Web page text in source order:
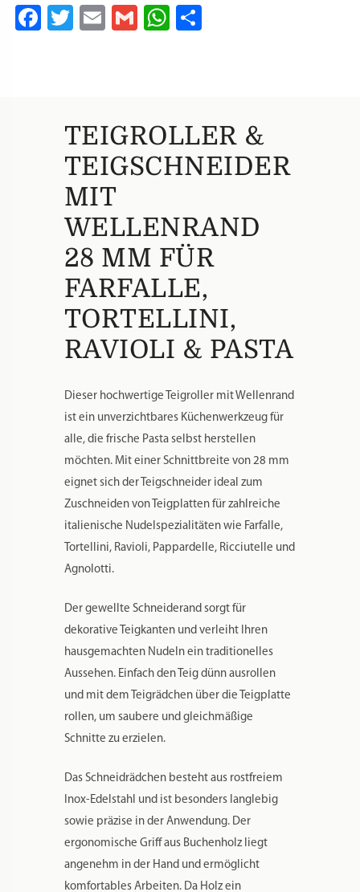
TEIGROLLER &
TEIGSCHNEIDER
MIT
WELLENRAND
28 MM FÜR
FARFALLE,
TORTELLINI,
Dieser hochwertige Teigroller mit Wellenrand
ist ein unverzichtbares Küchenwerkzeug für
alle, die frische Pasta selbst herstellen
möchten. Mit einer Schnittbreite von 28 mm
eignet sich der Teigschneider ideal zum
Zuschneiden von Teigplatten für zahlreiche
italienische Nudelspezialitäten wie Farfalle,
Tortellini, Ravioli, Pappardelle, Ricciutelle und
Der gewellte Schneiderand sorgt für
dekorative Teigkanten und verleiht Ihren
hausgemachten Nudeln ein traditionelles
Aussehen. Einfach den Teig dünn ausrollen
und mit dem Teigrädchen über die Teigplatte
rollen, um saubere und gleichmäßige
Das Schneidrädchen besteht aus rostfreiem
Inox-Edelstahl und ist besonders langlebig
sowie präzise in der Anwendung. Der
ergonomische Griff aus Buchenholz liegt
angenehm in der Hand und ermöglicht